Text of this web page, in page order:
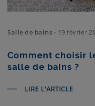
Salle de bains - 19 février
Comment choisir
salle de bains ?
LIRE L'ARTICLE